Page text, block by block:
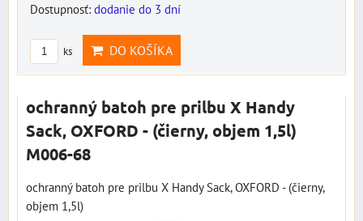
Dostupnosť: dodanie do 3 dní
ks DO KOŠÍKA
ochranný batoh pre prilbu X Handy
Sack, OXFORD - (čierny, objem 1,5l)
M006-68
ochranný batoh pre prilbu X Handy Sack, OXFORD - (čierny,
objem 1,5l)